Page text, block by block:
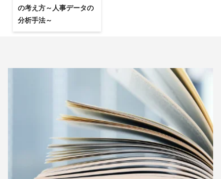
の考え方～人事データの
分析手法～